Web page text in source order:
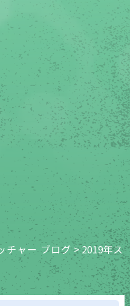
チャー ブログ>2019年ス